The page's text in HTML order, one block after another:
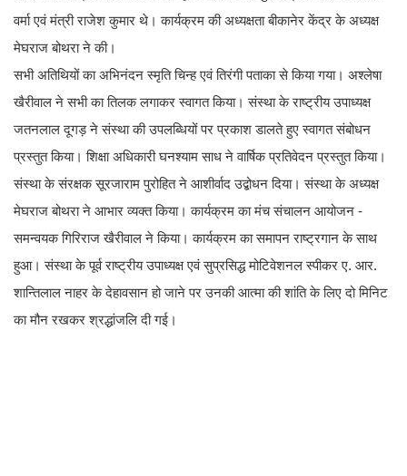
वर्मा एवं मंत्री राजेश कुमार थे। कार्यक्रम की अध्यक्षता बीकानेर केंद्र के अध्यक्ष
मेघराज बोथरा ने की।
सभी अतिथियों का अभिनंदन स्मृति चिन्ह एवं तिरंगी पताका से किया गया। अश्लेषा
खैरीवाल ने सभी का तिलक लगाकर स्वागत किया। संस्था के राष्ट्रीय उपाध्यक्ष
जतनलाल दूगड़ ने संस्था की उपलब्धियों पर प्रकाश डालते हुए स्वागत संबोधन
प्रस्तुत किया। शिक्षा अधिकारी घनश्याम साध ने वार्षिक प्रतिवेदन प्रस्तुत किया।
संस्था के संरक्षक सूरजाराम पुरोहित ने आशीर्वाद उद्बोधन दिया। संस्था के अध्यक्ष
मेघराज बोथरा ने आभार व्यक्त किया। कार्यक्रम का मंच संचालन आयोजन -
समन्वयक गिरिराज खैरीवाल ने किया। कार्यक्रम का समापन राष्ट्रगान के साथ
हुआ। संस्था के पूर्व राष्ट्रीय उपाध्यक्ष एवं सुप्रसिद्ध मोटिवेशनल स्पीकर ए. आर.
शान्तिलाल नाहर के देहावसान हो जाने पर उनकी आत्मा की शांति के लिए दो मिनिट
का मौन रखकर श्रद्धांजलि दी गई।